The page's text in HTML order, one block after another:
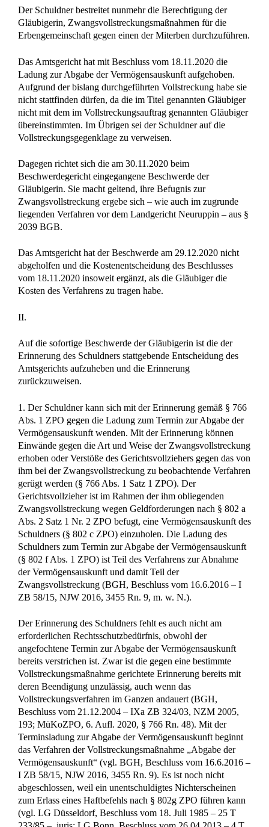
Der Schuldner bestreitet nunmehr die Berechtigung der
Gläubigerin, Zwangsvollstreckungsmaßnahmen für die
Erbengemeinschaft gegen einen der Miterben durchzuführen.
Das Amtsgericht hat mit Beschluss vom 18.11.2020 die
Ladung zur Abgabe der Vermögensauskunft aufgehoben.
Aufgrund der bislang durchgeführten Vollstreckung habe sie
nicht stattfinden dürfen, da die im Titel genannten Gläubiger
nicht mit dem im Vollstreckungsauftrag genannten Gläubiger
übereinstimmten. Im Übrigen sei der Schuldner auf die
Vollstreckungsgegenklage zu verweisen.
Dagegen richtet sich die am 30.11.2020 beim
Beschwerdegericht eingegangene Beschwerde der
Gläubigerin. Sie macht geltend, ihre Befugnis zur
Zwangsvollstreckung ergebe sich – wie auch im zugrunde
liegenden Verfahren vor dem Landgericht Neuruppin – aus §
2039 BGB.
Das Amtsgericht hat der Beschwerde am 29.12.2020 nicht
abgeholfen und die Kostenentscheidung des Beschlusses
vom 18.11.2020 insoweit ergänzt, als die Gläubiger die
Kosten des Verfahrens zu tragen habe.
II.
Auf die sofortige Beschwerde der Gläubigerin ist die der
Erinnerung des Schuldners stattgebende Entscheidung des
Amtsgerichts aufzuheben und die Erinnerung
zurückzuweisen.
1. Der Schuldner kann sich mit der Erinnerung gemäß § 766
Abs. 1 ZPO gegen die Ladung zum Termin zur Abgabe der
Vermögensauskunft wenden. Mit der Erinnerung können
Einwände gegen die Art und Weise der Zwangsvollstreckung
erhoben oder Verstöße des Gerichtsvollziehers gegen das von
ihm bei der Zwangsvollstreckung zu beobachtende Verfahren
gerügt werden (§ 766 Abs. 1 Satz 1 ZPO). Der
Gerichtsvollzieher ist im Rahmen der ihm obliegenden
Zwangsvollstreckung wegen Geldforderungen nach § 802 a
Abs. 2 Satz 1 Nr. 2 ZPO befugt, eine Vermögensauskunft des
Schuldners (§ 802 c ZPO) einzuholen. Die Ladung des
Schuldners zum Termin zur Abgabe der Vermögensauskunft
(§ 802 f Abs. 1 ZPO) ist Teil des Verfahrens zur Abnahme
der Vermögensauskunft und damit Teil der
Zwangsvollstreckung (BGH, Beschluss vom 16.6.2016 – I
ZB 58/15, NJW 2016, 3455 Rn. 9, m. w. N.).
Der Erinnerung des Schuldners fehlt es auch nicht am
erforderlichen Rechtsschutzbedürfnis, obwohl der
angefochtene Termin zur Abgabe der Vermögensauskunft
bereits verstrichen ist. Zwar ist die gegen eine bestimmte
Vollstreckungsmaßnahme gerichtete Erinnerung bereits mit
deren Beendigung unzulässig, auch wenn das
Vollstreckungsverfahren im Ganzen andauert (BGH,
Beschluss vom 21.12.2004 – IXa ZB 324/03, NZM 2005,
193; MüKoZPO, 6. Aufl. 2020, § 766 Rn. 48). Mit der
Terminsladung zur Abgabe der Vermögensauskunft beginnt
das Verfahren der Vollstreckungsmaßnahme „Abgabe der
Vermögensauskunft“ (vgl. BGH, Beschluss vom 16.6.2016 –
I ZB 58/15, NJW 2016, 3455 Rn. 9). Es ist noch nicht
abgeschlossen, weil ein unentschuldigtes Nichterscheinen
zum Erlass eines Haftbefehls nach § 802g ZPO führen kann
(vgl. LG Düsseldorf, Beschluss vom 18. Juli 1985 – 25 T